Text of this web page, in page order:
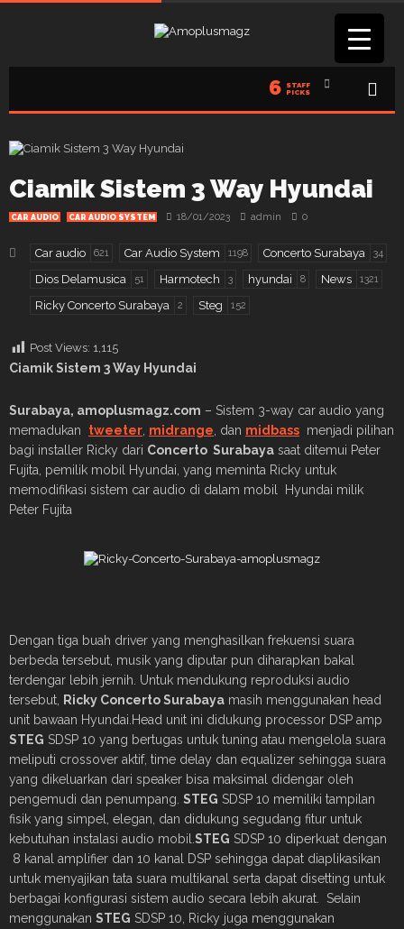
6 STAFF
PICKS
Ciamik Sistem 3 Way Hyundai
CAR AUDIO CAR AUDIO SYSTEM 18/01/2023 admin 0
Car audio 621 Car Audio System 1198 Concerto Surabaya 34
Dios Delamusica 51 Harmotech 3 hyundai 8 News 1321
Ricky Concerto Surabaya 2 Steg 152
Post Views: 1,115
Ciamik Sistem 3 Way Hyundai
Surabaya, amoplusmagz.com – Sistem 3-way car audio yang
memadukan tweeter midrange , dan midbass menjadi pilihan
bagi installer Ricky dari Concerto Surabaya saat ditemui Peter
Fujita, pemilik mobil Hyundai, yang meminta Ricky untuk
memodifikasi sistem car audio di dalam mobil Hyundai milik
Peter Fujita
Dengan tiga buah driver yang menghasilkan frekuensi suara
berbeda tersebut, musik yang diputar pun diharapkan bakal
terdengar lebih jernih. Untuk mendukung reproduksi audio
tersebut,
Ricky Concerto Surabaya masih menggunakan head
unit bawaan Hyundai.Head unit ini didukung processor DSP amp
STEG SDSP 10 yang bertugas untuk tuning atau mengelola suara
meliputi crossover aktif, time delay dan equalizer sehingga suara
yang dikeluarkan dari speaker bisa maksimal didengar oleh
pengemudi dan penumpang. STEG SDSP 10 memiliki tampilan
fisik yang simpel, elegan, dan didukung segudang fitur untuk
kebutuhan instalasi audio mobil. STEG SDSP 10 diperkuat dengan
8 kanal amplifier dan 10 kanal DSP sehingga dapat diaplikasikan
untuk menyajikan tata suara multikanal serta dapat disetting untuk
berbagai konfigurasi sistem audio secara lebih akurat. Selain
menggunakan STEG SDSP 10, Ricky juga menggunakan